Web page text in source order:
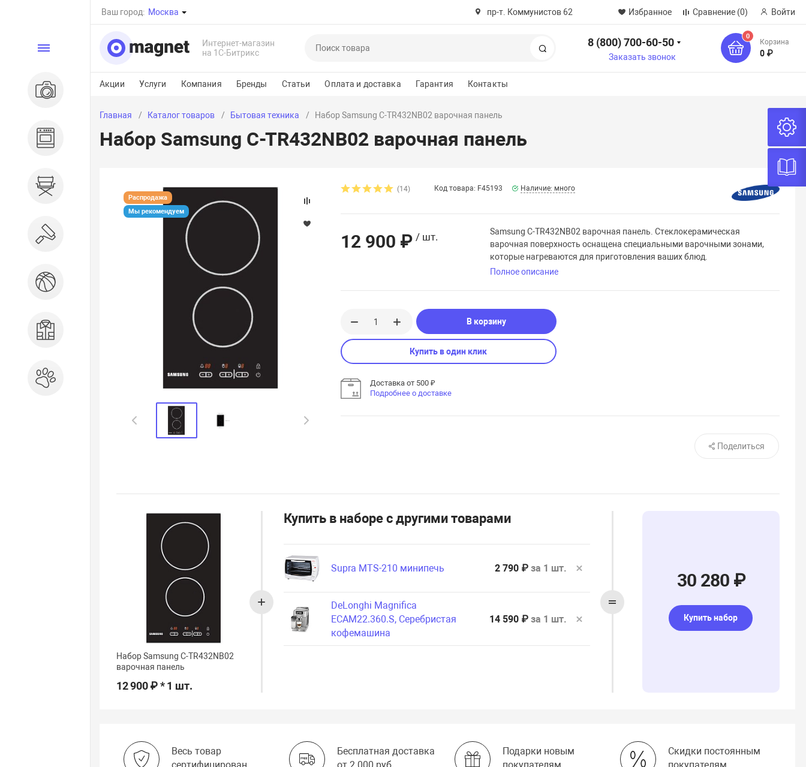
Ваш город: Москва пр-т. Коммунистов 62 Избранное Сравнение (0) Войти
Интернет-магазин
на 1С-Битрикс
8 (800) 700-60-50
Заказать звонок
0
Корзина
0 ₽
Акции Услуги Компания Бренды Статьи Оплата и доставка Гарантия Контакты
Каталог
Электроника
Бытовая техника
Главная Каталог товаров Бытовая техника Набор Samsung C-TR432NB02 варочная панель
Набор Samsung C-TR432NB02 варочная панель
Распродажа
Мы рекомендуем
(14) Код товара: F45193 Наличие: много
12 900 ₽ / шт.
Samsung C-TR432NB02 варочная панель. Стеклокерамическая
варочная поверхность оснащена специальными варочными зонами,
которые нагреваются для приготовления ваших блюд.
Полное описание
В корзину
Купить в один клик
Доставка от 500 ₽
Подробнее о доставке
Поделиться
Набор Samsung C-TR432NB02
варочная панель
12 900 ₽ * 1 шт.
Купить в наборе с другими товарами
Supra MTS-210 минипечь 2 790 ₽за 1 шт.
DeLonghi Magnifica
EСAM22.360.S, Серебристая
кофемашина
14 590 ₽за 1 шт.
30 280 ₽
Купить набор
Весь товар
Бесплатная доставка
Подарки новым
Скидки постоянным